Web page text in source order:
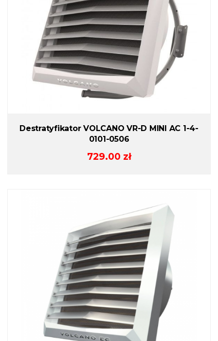
Destratyfikator VOLCANO VR-D MINI AC 1-4-
0101-0506
729.00 zł